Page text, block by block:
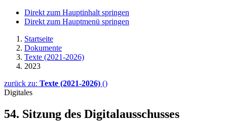
Direkt zum Hauptinhalt springen
Direkt zum Hauptmenü springen
Startseite
Dokumente
Texte (2021-2026)
2023
zurück zu: Texte (2021-2026) ()
Digitales
54. Sitzung des Digitalausschusses